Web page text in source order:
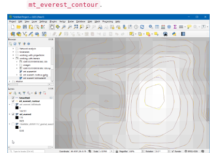
mt_everest_contour .